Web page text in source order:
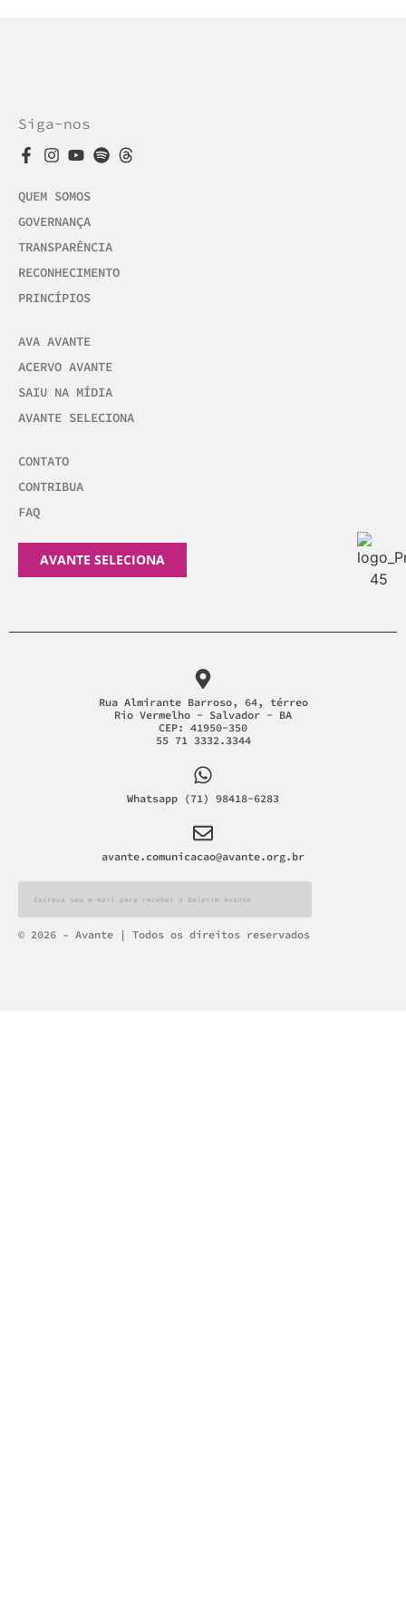
Siga-nos
QUEM SOMOS
GOVERNANÇA
TRANSPARÊNCIA
RECONHECIMENTO
PRINCÍPIOS
AVA AVANTE
ACERVO AVANTE
SAIU NA MÍDIA
AVANTE SELECIONA
CONTATO
CONTRIBUA
FAQ
AVANTE SELECIONA
Rua Almirante Barroso, 64, térreo
Rio Vermelho - Salvador - BA
CEP: 41950-350
55 71 3332.3344
Whatsapp (71) 98418-6283
avante.comunicacao@avante.org.br
Alternative:
© 2026 – Avante | Todos os direitos reservados